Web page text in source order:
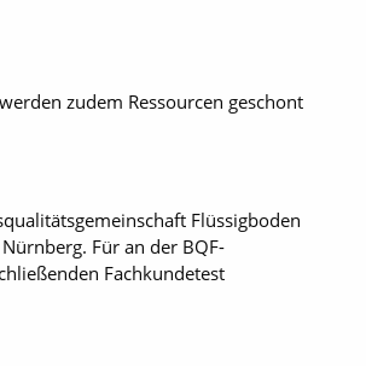
zudem Ressourcen geschont
Flüssigboden
Für an der BQF-
Fachkundetest